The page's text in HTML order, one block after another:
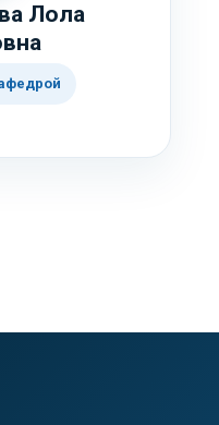
Лола